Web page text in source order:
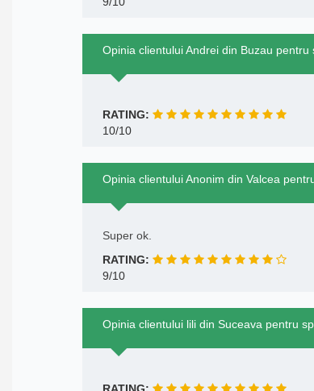
Opinia clientului Andrei din Buzau pentru
RATING:
10/10
Opinia clientului Anonim din Valcea
Super ok.
RATING:
9/10
Opinia clientului lili din Suceava pentru